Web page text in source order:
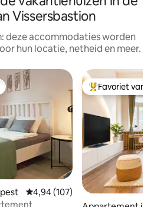
Vissersbastion
deze accommodaties worden
hun locatie, netheid en meer.
Gemiddelde beoordeling van
4,94 (107)
Topfavoriet van
Favoriet van